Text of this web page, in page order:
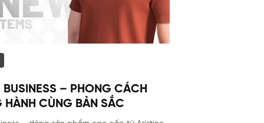
BUSINESS – PHONG CÁCH
HÀNH CÙNG BẢN SẮC